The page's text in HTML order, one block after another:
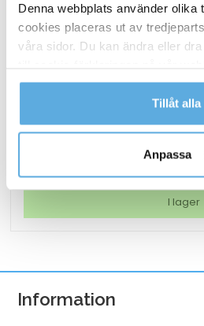
Denna webbplats använder
cookies placeras ut av
våra sidor. Du kan ändra eller
Läs mer i vår integritetspolicy om
kontaktar oss och på vilket sätt
Tillåt alla
Anpassa
Lamineringsficka AO Matt
186,25kr
AO
2x125mic
mängd
I lager
Information